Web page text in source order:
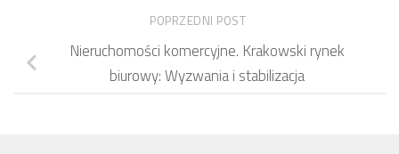
POPRZEDNI POST
Nieruchomości komercyjne. Krakowski rynek
biurowy: Wyzwania i stabilizacja